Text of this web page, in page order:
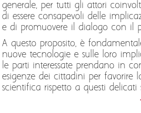
generale, per tutti gli attori
di essere consapevoli delle
e di promuovere il dialogo con il
A questo proposito, è
nuove tecnologie e sulle loro
le parti interessate prendano in
esigenze dei cittadini per
scientifica rispetto a questi delicati